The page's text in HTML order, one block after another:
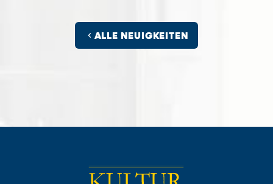
chevron_left ALLE NEUIGKEITEN